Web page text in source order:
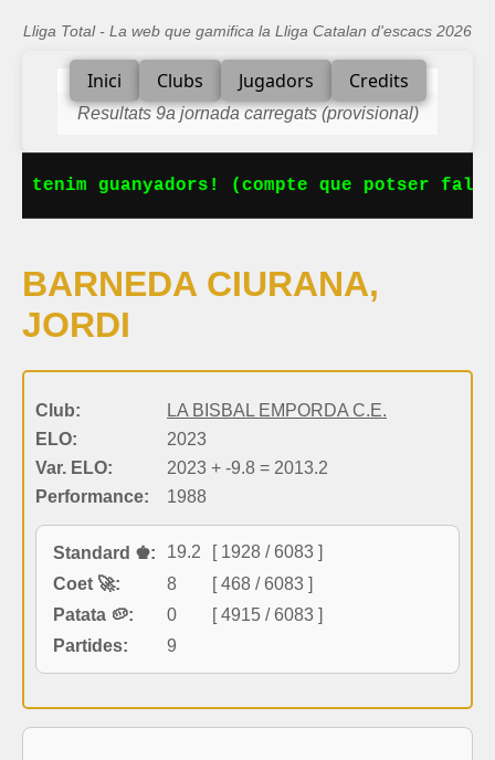
Lliga Total - La web que gamifica la Lliga Catalan d'escacs 2026
Inici Clubs Jugadors Credits
Resultats 9a jornada carregats (provisional)
tenim guanyadors! (compte que potser
BARNEDA CIURANA,
JORDI
Club:
LA BISBAL EMPORDA C.E.
ELO:
2023
Var. ELO:
2023 + -9.8 = 2013.2
Performance:
1988
Standard ♚: 19.2
[ 1928 / 6083 ]
Coet 🚀:
8
[ 468 / 6083 ]
Patata 🥔:
0
[ 4915 / 6083 ]
Partides:
9